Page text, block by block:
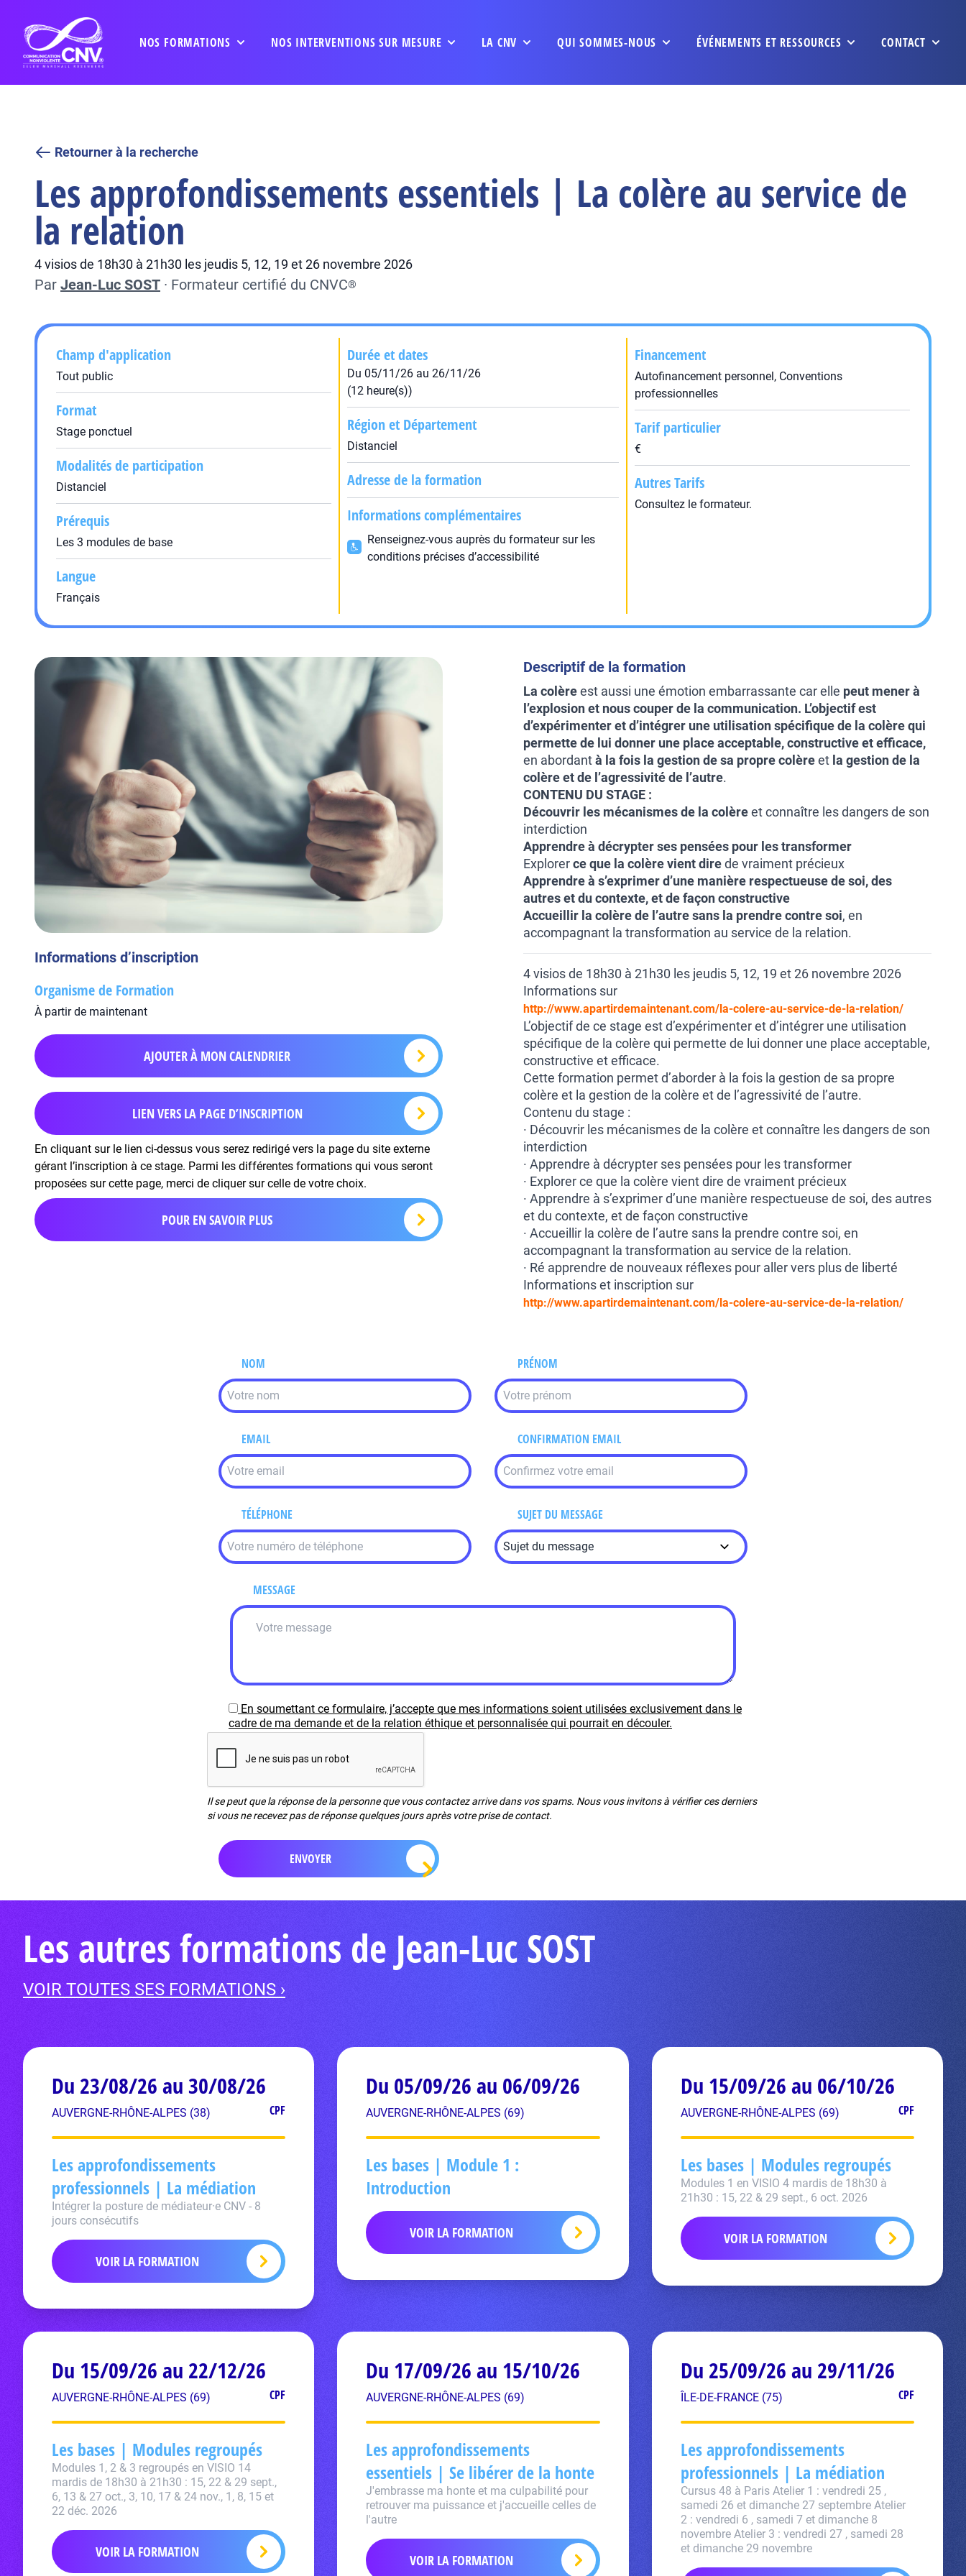
NOS FORMATIONS NOS INTERVENTIONS SUR MESURE LA CNV QUI SOMMES-NOUS ÉVÉNEMENTS ET RESSOURCES CONTACT
Retourner à la recherche
Les approfondissements essentiels | La colère au service de
la relation
4 visios de 18h30 à 21h30 les jeudis 5, 12, 19 et 26 novembre 2026
Par Jean-Luc SOST · Formateur certifié du CNVC®
Champ d'application
Tout public
Format
Stage ponctuel
Modalités de participation
Distanciel
Prérequis
Les 3 modules de base
Langue
Français
Durée et dates
Du 05/11/26 au 26/11/26
(12 heure(s))
Région et Département
Distanciel
Adresse de la formation
Informations complémentaires
Renseignez-vous auprès du formateur sur les
conditions précises d’accessibilité
Financement
Autofinancement personnel, Conventions
professionnelles
Tarif particulier
€
Autres Tarifs
Consultez le formateur.
Informations d’inscription
Organisme de Formation
À partir de maintenant
AJOUTER À MON CALENDRIER
LIEN VERS LA PAGE D’INSCRIPTION
En cliquant sur le lien ci-dessus vous serez redirigé vers la page du site externe
gérant l’inscription à ce stage. Parmi les différentes formations qui vous seront
proposées sur cette page, merci de cliquer sur celle de votre choix.
POUR EN SAVOIR PLUS
Descriptif de la formation
La colèreest aussi une émotion embarrassante car elle peut mener à
l’explosion et nous couper de la communication. L’objectif est
d’expérimenter et d’intégrer une utilisation spécifique de la colère qui
permette de lui donner une place acceptable, constructive et efficace,
en abordantà la fois la gestion de sa propre colèreet la gestion de la
colère et de l’agressivité de l’autre.
CONTENU DU STAGE :
Découvrir les mécanismes de la colèreet connaître les dangers de son
interdiction
Apprendre à décrypter ses pensées pour les transformer
Explorerce que la colère vient direde vraiment précieux
Apprendre à s’exprimer d’une manière respectueuse de soi, des
autres et du contexte, et de façon constructive
Accueillir la colère de l’autre sans la prendre contre soi, en
accompagnant la transformation au service de la relation.
4 visios de 18h30 à 21h30 les jeudis 5, 12, 19 et 26 novembre 2026
Informations sur
http://www.apartirdemaintenant.com/la-colere-au-service-de-la-relation/
L’objectif de ce stage est d’expérimenter et d’intégrer une utilisation
spécifique de la colère qui permette de lui donner une place acceptable,
constructive et efficace.
Cette formation permet d’aborder à la fois la gestion de sa propre
colère et la gestion de la colère et de l’agressivité de l’autre.
Contenu du stage :
· Découvrir les mécanismes de la colère et connaître les dangers de son
interdiction
· Apprendre à décrypter ses pensées pour les transformer
· Explorer ce que la colère vient dire de vraiment précieux
· Apprendre à s’exprimer d’une manière respectueuse de soi, des autres
et du contexte, et de façon constructive
· Accueillir la colère de l’autre sans la prendre contre soi, en
accompagnant la transformation au service de la relation.
· Ré apprendre de nouveaux réflexes pour aller vers plus de liberté
Informations et inscription sur
http://www.apartirdemaintenant.com/la-colere-au-service-de-la-relation/
NOM PRÉNOM
EMAIL CONFIRMATION EMAIL
TÉLÉPHONE SUJET DU MESSAGE
MESSAGE
En soumettant ce formulaire, j’accepte que mes informations soient utilisées exclusivement dans le
cadre de ma demande et de la relation éthique et personnalisée qui pourrait en découler.
Il se peut que la réponse de la personne que vous contactez arrive dans vos spams. Nous vous invitons à vérifier ces derniers
si vous ne recevez pas de réponse quelques jours après votre prise de contact.
Les autres formations de Jean-Luc SOST
VOIR TOUTES SES FORMATIONS ›
Du 23/08/26 au 30/08/26
AUVERGNE-RHÔNE-ALPES (38) CPF
Les approfondissements
professionnels | La médiation
Intégrer la posture de médiateur·e CNV - 8
jours consécutifs
VOIR LA FORMATION
Du 05/09/26 au 06/09/26
AUVERGNE-RHÔNE-ALPES (69)
Les bases | Module 1 :
Introduction
VOIR LA FORMATION
Du 15/09/26 au 06/10/26
AUVERGNE-RHÔNE-ALPES (69) CPF
Les bases | Modules regroupés
Modules 1 en VISIO 4 mardis de 18h30 à
21h30 : 15, 22 & 29 sept., 6 oct. 2026
VOIR LA FORMATION
Du 15/09/26 au 22/12/26
AUVERGNE-RHÔNE-ALPES (69) CPF
Les bases | Modules regroupés
Modules 1, 2 & 3 regroupés en VISIO 14
mardis de 18h30 à 21h30 : 15, 22 & 29 sept.,
6, 13 & 27 oct., 3, 10, 17 & 24 nov., 1, 8, 15 et
22 déc. 2026
VOIR LA FORMATION
Du 17/09/26 au 15/10/26
AUVERGNE-RHÔNE-ALPES (69)
Les approfondissements
essentiels | Se libérer de la honte
J'embrasse ma honte et ma culpabilité pour
retrouver ma puissance et j'accueille celles de
l'autre
VOIR LA FORMATION
Du 25/09/26 au 29/11/26
ÎLE-DE-FRANCE (75) CPF
Les approfondissements
professionnels | La médiation
Cursus 48 à Paris Atelier 1 : vendredi 25 ,
samedi 26 et dimanche 27 septembre Atelier
2 : vendredi 6 , samedi 7 et dimanche 8
novembre Atelier 3 : vendredi 27 , samedi 28
et dimanche 29 novembre